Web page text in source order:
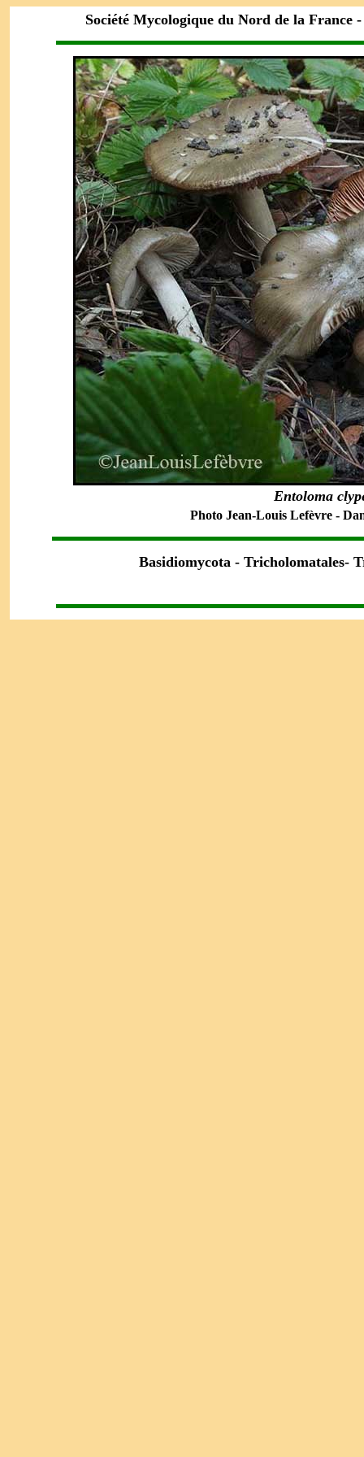
Société Mycologique du Nord de la France
Entoloma
Photo Jean-Louis Lefèvre -
Basidiomycota - Tricholomatales-